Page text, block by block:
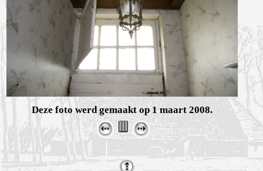
Deze foto werd gemaakt op 1 maart 2008.